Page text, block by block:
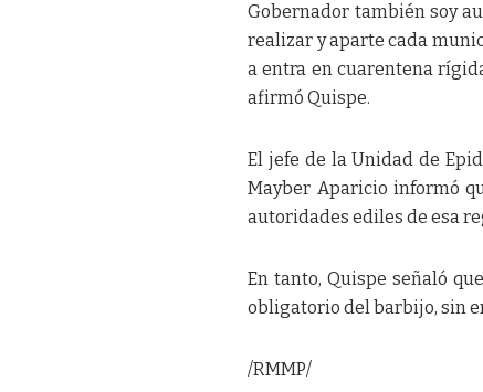
Gobernador también soy
realizar y aparte cada
a entra en cuarentena
afirmó Quispe.
El jefe de la Unidad de
Mayber Aparicio informó
autoridades ediles de esa
En tanto, Quispe señaló
obligatorio del barbijo, sin
/RMMP/